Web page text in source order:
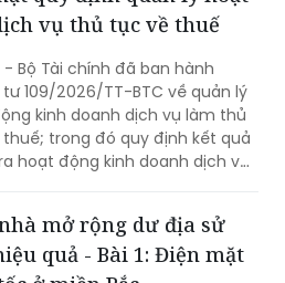
lượng hiệu quả.
vụ thủ tục về thuế
- Bộ Tài chính đã ban hành
109/2026/TT-BTC về quản lý
kinh doanh dịch vụ làm thủ
trong đó quy định kết quả
hoạt động kinh doanh dịch vụ
mở rộng dư địa sử
quả - Bài 1: Điện mặt